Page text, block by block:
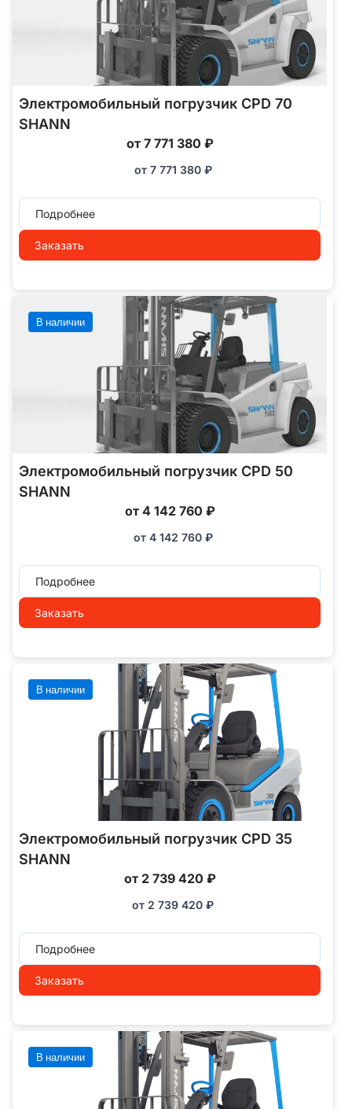
Электромобильный погрузчик CPD 70
SHANN
от 7 771 380 ₽
от 7 771 380 ₽
Подробнее
Заказать
В наличии
Электромобильный погрузчик CPD 50
SHANN
от 4 142 760 ₽
от 4 142 760 ₽
Подробнее
Заказать
В наличии
Электромобильный погрузчик CPD 35
SHANN
от 2 739 420 ₽
от 2 739 420 ₽
Подробнее
Заказать
В наличии